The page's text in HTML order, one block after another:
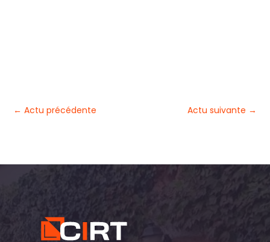
←Actu précédente Actu suivante →